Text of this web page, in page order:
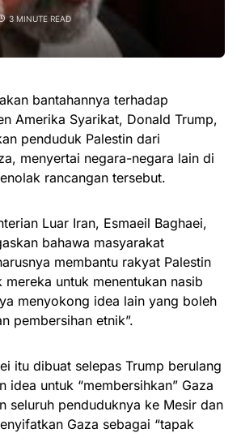
3 MINUTE READ
bantahannya terhadap
Amerika Syarikat, Donald Trump,
penduduk Palestin dari
menyertai negara-negara lain di
rancangan tersebut.
Luar Iran, Esmaeil Baghaei,
bahawa masyarakat
membantu rakyat Palestin
mereka untuk menentukan nasib
menyokong idea lain yang boleh
pembersihan etnik”.
itu dibuat selepas Trump berulang
idea untuk “membersihkan” Gaza
seluruh penduduknya ke Mesir dan
Gaza sebagai “tapak